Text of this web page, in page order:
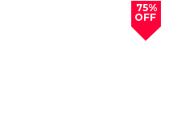
75%
OFF